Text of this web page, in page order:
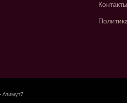
Контакты
Азимут7